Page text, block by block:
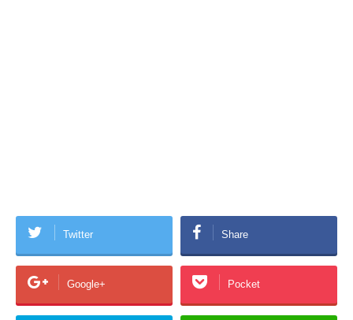
Twitter Share
Google+ Pocket